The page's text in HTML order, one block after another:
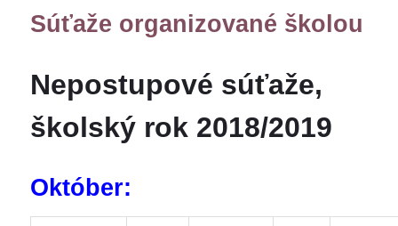
Súťaže organizované školou
Nepostupové súťaže,
školský rok 2018/2019
Október: